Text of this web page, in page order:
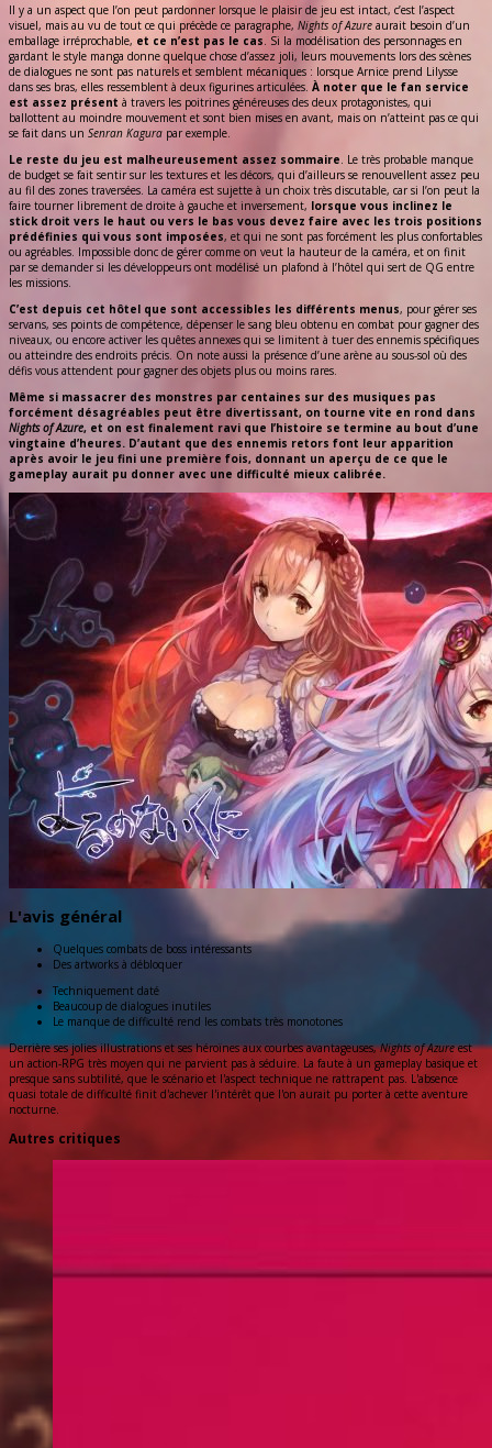
Il y a un aspect que l’on peut pardonner lorsque le plaisir de jeu est intact, c’est l’aspect
visuel, mais au vu de tout ce qui précède ce paragraphe, Nights of Azure aurait besoin d’un
emballage irréprochable, et ce n’est pas le cas. Si la modélisation des personnages en
gardant le style manga donne quelque chose d’assez joli, leurs mouvements lors des scènes
de dialogues ne sont pas naturels et semblent mécaniques : lorsque Arnice prend Lilysse
dans ses bras, elles ressemblent à deux figurines articulées. À noter que le fan service
est assez présent à travers les poitrines généreuses des deux protagonistes, qui
ballottent au moindre mouvement et sont bien mises en avant, mais on n’atteint pas ce qui
se fait dans un Senran Kagura par exemple.
Le reste du jeu est malheureusement assez sommaire. Le très probable manque
de budget se fait sentir sur les textures et les décors, qui d’ailleurs se renouvellent assez peu
au fil des zones traversées. La caméra est sujette à un choix très discutable, car si l’on peut la
faire tourner librement de droite à gauche et inversement, lorsque vous inclinez le
stick droit vers le haut ou vers le bas vous devez faire avec les trois positions
prédéfinies qui vous sont imposées, et qui ne sont pas forcément les plus confortables
ou agréables. Impossible donc de gérer comme on veut la hauteur de la caméra, et on finit
par se demander si les développeurs ont modélisé un plafond à l’hôtel qui sert de QG entre
les missions.
C’est depuis cet hôtel que sont accessibles les différents menus, pour gérer ses
servans, ses points de compétence, dépenser le sang bleu obtenu en combat pour gagner des
niveaux, ou encore activer les quêtes annexes qui se limitent à tuer des ennemis spécifiques
ou atteindre des endroits précis. On note aussi la présence d’une arène au sous-sol où des
défis vous attendent pour gagner des objets plus ou moins rares.
Même si massacrer des monstres par centaines sur des musiques pas
forcément désagréables peut être divertissant, on tourne vite en rond dans
Nights of Azure, et on est finalement ravi que l’histoire se termine au bout d’une
vingtaine d’heures. D’autant que des ennemis retors font leur apparition
après avoir le jeu fini une première fois, donnant un aperçu de ce que le
gameplay aurait pu donner avec une difficulté mieux calibrée.
L'avis général
Quelques combats de boss intéressants
Des artworks à débloquer
Techniquement daté
Beaucoup de dialogues inutiles
Le manque de difficulté rend les combats très monotones
Derrière ses jolies illustrations et ses héroïnes aux courbes avantageuses,Nights of Azureest
un action-RPG très moyen qui ne parvient pas à séduire. La faute à un gameplay basique et
presque sans subtilité, que le scénario et l'aspect technique ne rattrapent pas. L'absence
quasi totale de difficulté finit d'achever l'intérêt que l'on aurait pu porter à cette aventure
nocturne.
Autres critiques